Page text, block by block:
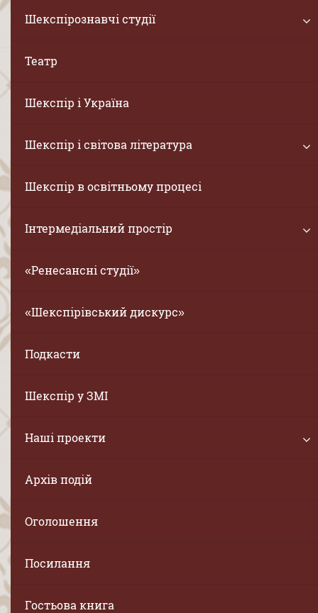
Шекспірознавчі студії
Театр
Шекспір і Україна
Шекспір і світова література
Шекспір в освітньому процесі
Інтермедіальний простір
«Ренесансні студії»
«Шекспірівський дискурс»
Подкасти
Шекспір у ЗМІ
Наші проекти
Архів подій
Оголошення
Посилання
Гостьова книга